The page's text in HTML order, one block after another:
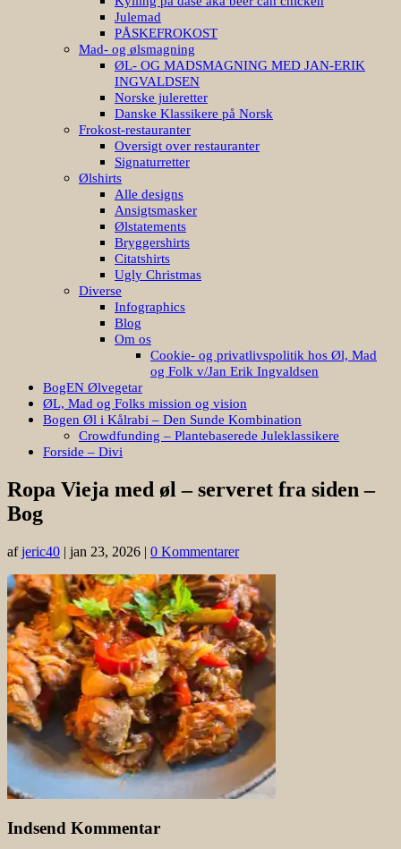
Julemad
PÅSKEFROKOST
Mad- og ølsmagning
ØL- OG MADSMAGNING MED JAN-ERIK
INGVALDSEN
Norske juleretter
Danske Klassikere på Norsk
Frokost-restauranter
Oversigt over restauranter
Signaturretter
Ølshirts
Alle designs
Ansigtsmasker
Ølstatements
Bryggershirts
Citatshirts
Ugly Christmas
Diverse
Infographics
Blog
Om os
Cookie- og privatlivspolitik hos Øl, Mad
og Folk v/Jan Erik Ingvaldsen
BogEN Ølvegetar
ØL, Mad og Folks mission og vision
Bogen Øl i Kålrabi – Den Sunde Kombination
Crowdfunding – Plantebaserede Juleklassikere
Forside – Divi
Ropa Vieja med øl – serveret fra siden –
Bog
afjeric40 | jan 23, 2026 | 0 Kommentarer
Indsend Kommentar